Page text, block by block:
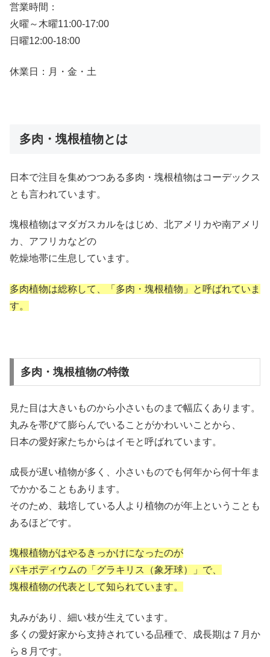
営業時間：
火曜～木曜11:00-17:00
日曜12:00-18:00
休業日：月・金・土
多肉・塊根植物とは
日本で注目を集めつつある多肉・塊根植物はコーデックス
とも言われています。
塊根植物はマダガスカルをはじめ、北アメリカや南アメリ
カ、アフリカなどの
乾燥地帯に生息しています。
多肉植物は総称して、「多肉・塊根植物」と呼ばれていま
す。
多肉・塊根植物の特徴
見た目は大きいものから小さいものまで幅広くあります。
丸みを帯びて膨らんでいることがかわいいことから、
日本の愛好家たちからはイモと呼ばれています。
成長が遅い植物が多く、小さいものでも何年から何十年ま
でかかることもあります。
そのため、栽培している人より植物のが年上ということも
あるほどです。
塊根植物がはやるきっかけになったのが
パキポディウムの「グラキリス（象牙球）」で、
塊根植物の代表として知られています。
丸みがあり、細い枝が生えています。
多くの愛好家から支持されている品種で、成長期は７月か
ら８月です。